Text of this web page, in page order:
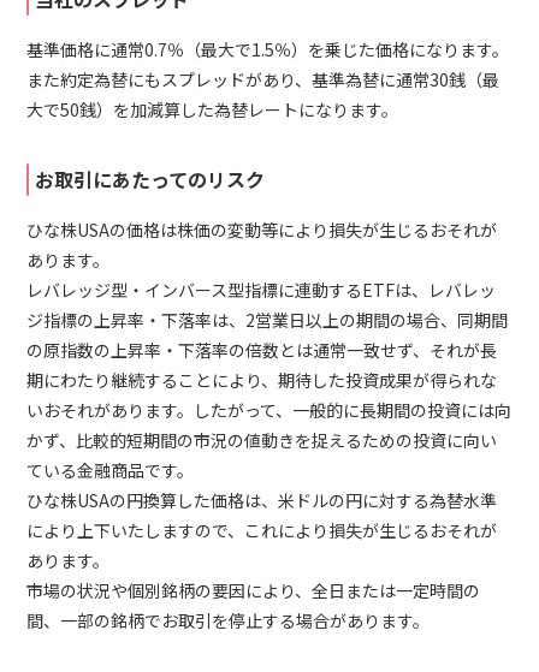
基準価格に通常0.7％（最大で1.5％）を乗じた価格になります。
また約定為替にもスプレッドがあり、基準為替に通常30銭（最
大で50銭）を加減算した為替レートになります。
お取引にあたってのリスク
ひな株USAの価格は株価の変動等により損失が生じるおそれが
あります。
レバレッジ型・インバース型指標に連動するETFは、レバレッ
ジ指標の上昇率・下落率は、2営業日以上の期間の場合、同期間
の原指数の上昇率・下落率の倍数とは通常一致せず、それが長
期にわたり継続することにより、期待した投資成果が得られな
いおそれがあります。したがって、一般的に長期間の投資には向
かず、比較的短期間の市況の値動きを捉えるための投資に向い
ている金融商品です。
ひな株USAの円換算した価格は、米ドルの円に対する為替水準
により上下いたしますので、これにより損失が生じるおそれが
あります。
市場の状況や個別銘柄の要因により、全日または一定時間の
間、一部の銘柄でお取引を停止する場合があります。